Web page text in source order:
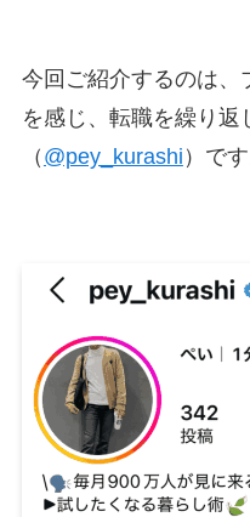
今回ご紹介するのは、
を感じ、転職を繰り返
（ @pey_kurashi ）です